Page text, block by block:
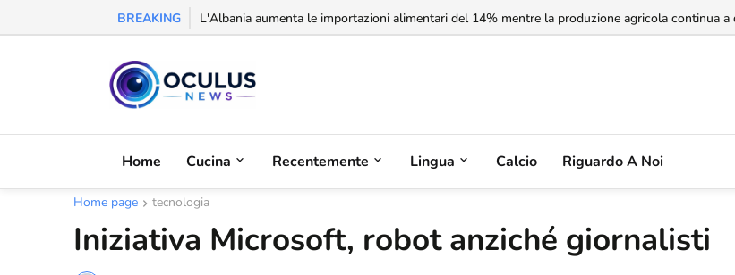
BREAKING L'Albania aumenta le importazioni alimentari del 14% mentre la produzione agricola continua a
Riconoscimento alla balcanica: la Serbia non riconosce il Kosovo, ma l'Albania potrebbe
Home Cucina Recentemente Lingua Calcio Riguardo A Noi
Home page tecnologia
Iniziativa Microsoft, robot anziché giornalisti